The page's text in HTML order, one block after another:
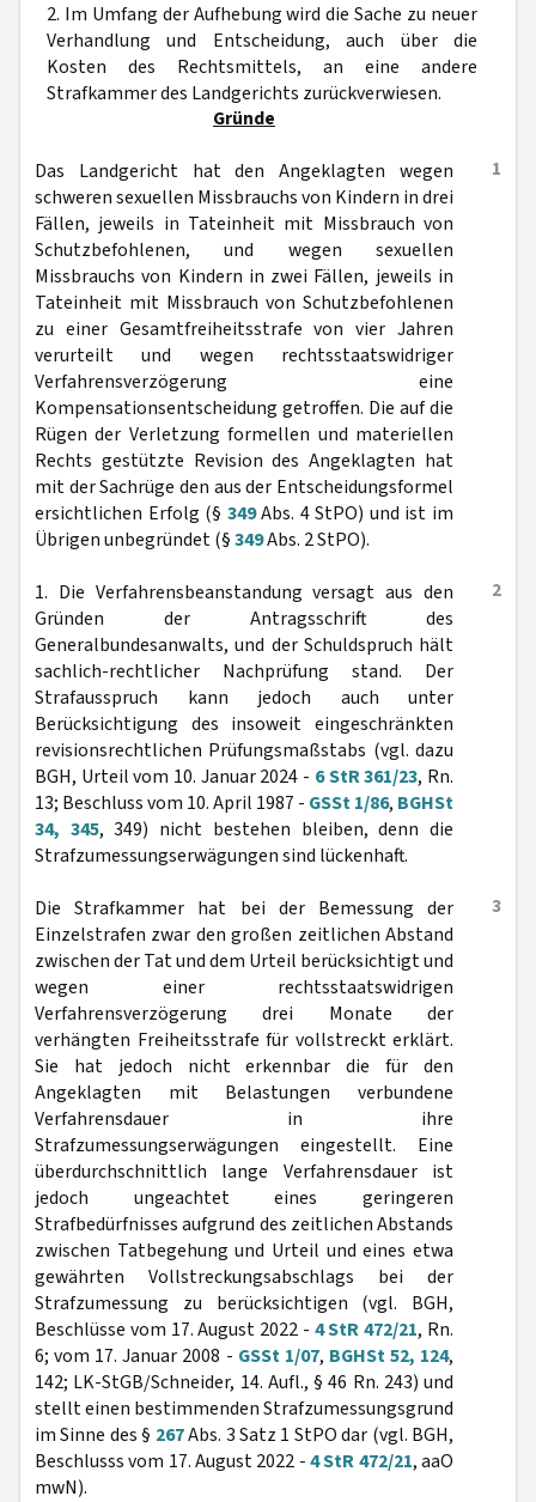
2. Im Umfang der Aufhebung wird die Sache zu neuer
Verhandlung und Entscheidung, auch über die
Kosten des Rechtsmittels, an eine andere
Strafkammer des Landgerichts zurückverwiesen.
Gründe
1
Das Landgericht hat den Angeklagten wegen
schweren sexuellen Missbrauchs von Kindern in drei
Fällen, jeweils in Tateinheit mit Missbrauch von
Schutzbefohlenen, und wegen sexuellen
Missbrauchs von Kindern in zwei Fällen, jeweils in
Tateinheit mit Missbrauch von Schutzbefohlenen
zu einer Gesamtfreiheitsstrafe von vier Jahren
verurteilt und wegen rechtsstaatswidriger
Verfahrensverzögerung eine
Kompensationsentscheidung getroffen. Die auf die
Rügen der Verletzung formellen und materiellen
Rechts gestützte Revision des Angeklagten hat
mit der Sachrüge den aus der Entscheidungsformel
ersichtlichen Erfolg (§ 349Abs. 4 StPO) und ist im
Übrigen unbegründet (§349Abs. 2 StPO).
2
1. Die Verfahrensbeanstandung versagt aus den
Gründen der Antragsschrift des
Generalbundesanwalts, und der Schuldspruch hält
sachlich-rechtlicher Nachprüfung stand. Der
Strafausspruch kann jedoch auch unter
Berücksichtigung des insoweit eingeschränkten
revisionsrechtlichen Prüfungsmaßstabs (vgl. dazu
BGH, Urteil vom 10. Januar 2024 - 6 StR 361/23, Rn.
13; Beschluss vom 10. April 1987 - GSSt 1/86, BGHSt
34, 345, 349) nicht bestehen bleiben, denn die
Strafzumessungserwägungen sind lückenhaft.
3
Die Strafkammer hat bei der Bemessung der
Einzelstrafen zwar den großen zeitlichen Abstand
zwischen der Tat und dem Urteil berücksichtigt und
wegen einer rechtsstaatswidrigen
Verfahrensverzögerung drei Monate der
verhängten Freiheitsstrafe für vollstreckt erklärt.
Sie hat jedoch nicht erkennbar die für den
Angeklagten mit Belastungen verbundene
Verfahrensdauer in ihre
Strafzumessungserwägungen eingestellt. Eine
überdurchschnittlich lange Verfahrensdauer ist
jedoch ungeachtet eines geringeren
Strafbedürfnisses aufgrund des zeitlichen Abstands
zwischen Tatbegehung und Urteil und eines etwa
gewährten Vollstreckungsabschlags bei der
Strafzumessung zu berücksichtigen (vgl. BGH,
Beschlüsse vom 17. August 2022 - 4 StR 472/21, Rn.
6; vom 17. Januar 2008 - GSSt 1/07, BGHSt 52, 124,
142; LK-StGB/Schneider, 14. Aufl., § 46 Rn. 243) und
stellt einen bestimmenden Strafzumessungsgrund
im Sinne des § 267Abs. 3 Satz 1 StPO dar (vgl. BGH,
Beschlusss vom 17. August 2022 -4 StR 472/21, aaO
mwN).